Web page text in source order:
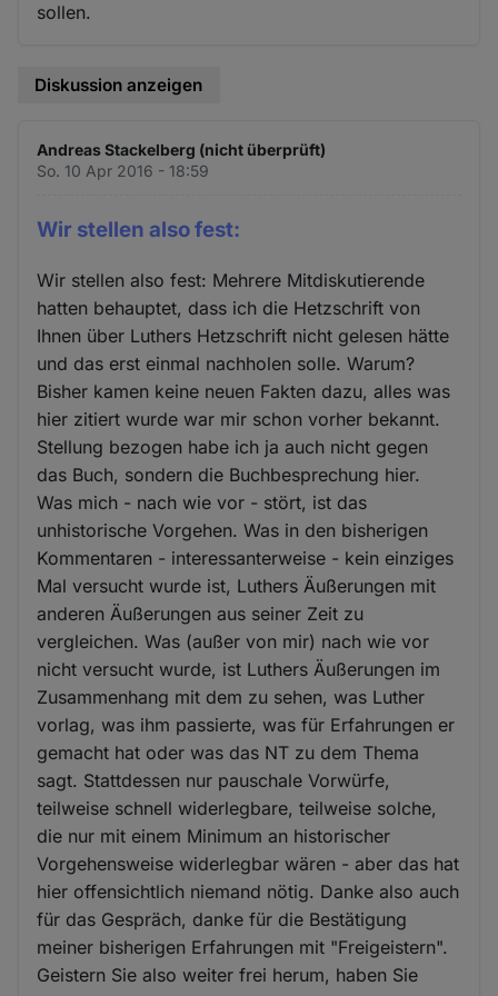
sollen.
Diskussion anzeigen
Andreas Stackelberg (nicht überprüft)
So. 10 Apr 2016 - 18:59
Wir stellen also fest:
Wir stellen also fest: Mehrere Mitdiskutierende
hatten behauptet, dass ich die Hetzschrift von
Ihnen über Luthers Hetzschrift nicht gelesen hätte
und das erst einmal nachholen solle. Warum?
Bisher kamen keine neuen Fakten dazu, alles was
hier zitiert wurde war mir schon vorher bekannt.
Stellung bezogen habe ich ja auch nicht gegen
das Buch, sondern die Buchbesprechung hier.
Was mich - nach wie vor - stört, ist das
unhistorische Vorgehen. Was in den bisherigen
Kommentaren - interessanterweise - kein einziges
Mal versucht wurde ist, Luthers Äußerungen mit
anderen Äußerungen aus seiner Zeit zu
vergleichen. Was (außer von mir) nach wie vor
nicht versucht wurde, ist Luthers Äußerungen im
Zusammenhang mit dem zu sehen, was Luther
vorlag, was ihm passierte, was für Erfahrungen er
gemacht hat oder was das NT zu dem Thema
sagt. Stattdessen nur pauschale Vorwürfe,
teilweise schnell widerlegbare, teilweise solche,
die nur mit einem Minimum an historischer
Vorgehensweise widerlegbar wären - aber das hat
hier offensichtlich niemand nötig. Danke also auch
für das Gespräch, danke für die Bestätigung
meiner bisherigen Erfahrungen mit "Freigeistern".
Geistern Sie also weiter frei herum, haben Sie